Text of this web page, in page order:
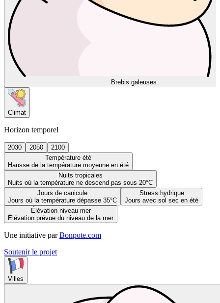
Brebis galeuses
Climat
Horizon temporel
2030 2050
2100
Température été
Hausse de la température moyenne en été
Nuits tropicales
Nuits où la température ne descend pas sous 20°C
Jours de canicule
Jours où la température dépasse 35°C
Stress hydrique
Jours avec sol sec en été
Élévation niveau mer
Élévation prévue du niveau de la mer
Une initiative par Bonpote.com
Soutenir le projet
Villes